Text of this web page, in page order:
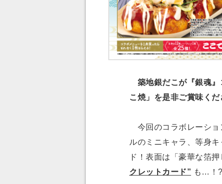
築地銀だこが『銀魂』
こ焼」を是非ご賞味くだ
今回のコラボレーショ
ルのミニキャラ、等身
ド！表面は「豪華な箔
クレットカード” も…！?